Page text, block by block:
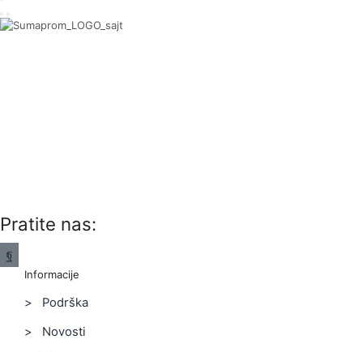
Pratite nas:
Facebook
Informacije
> Podrška
> Novosti